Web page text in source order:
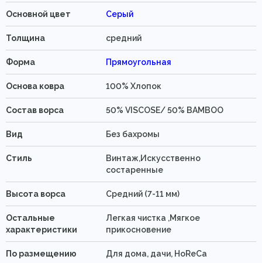
Основной цвет Серый
Толщина средний
Форма Прямоугольная
Основа ковра 100% Хлопок
Состав ворса 50% VISCOSE/ 50% BAMBOO
Вид Без бахромы
Стиль
Винтаж,Искусственно
состаренные
Высота ворса Средний (7-11 мм)
Остальные
характеристики
Легкая чистка ,Мягкое
прикосновение
По размещению Для дома, дачи, HoReCa